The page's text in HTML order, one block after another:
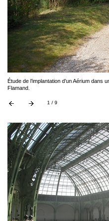
Étude de l’implantation d’un Aérium
Flamand.
1 / 9